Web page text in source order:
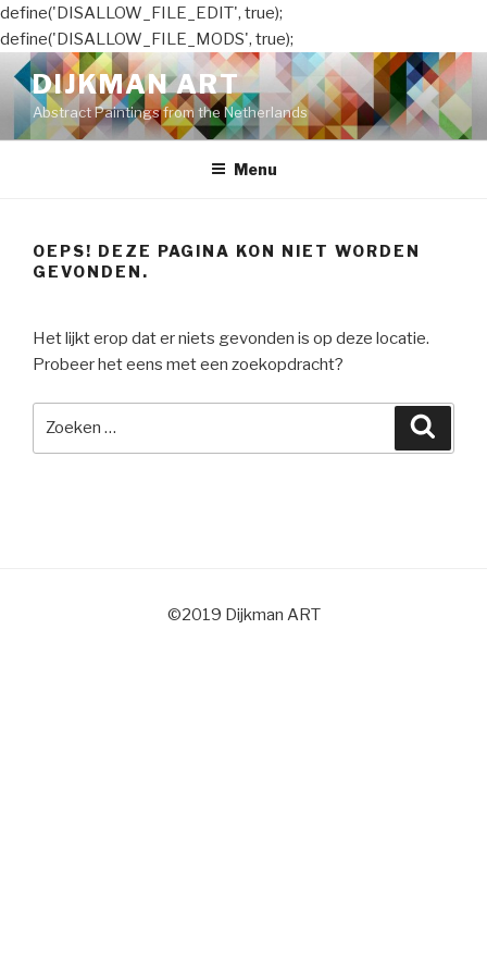
define('DISALLOW_FILE_EDIT', true);
define('DISALLOW_FILE_MODS', true);
Naar
de
inhoud
springen
DIJKMAN ART
Abstract Paintings from the Netherlands
Menu
OEPS! DEZE PAGINA KON NIET WORDEN
GEVONDEN.
Het lijkt erop dat er niets gevonden is op deze locatie.
Probeer het eens met een zoekopdracht?
©2019 Dijkman ART